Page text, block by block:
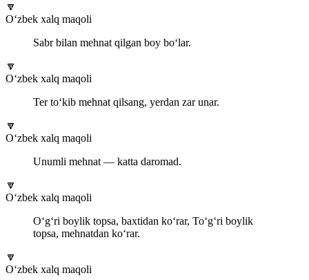
🔽
O‘zbek xalq maqoli
Sabr bilan mehnat qilgan boy bo‘lar.
🔽
O‘zbek xalq maqoli
Ter to‘kib mehnat qilsang, yerdan zar unar.
🔽
O‘zbek xalq maqoli
Unumli mehnat — katta daromad.
🔽
O‘zbek xalq maqoli
O‘g‘ri boylik topsa, baxtidan ko‘rar, To‘g‘ri boylik
topsa, mehnatdan ko‘rar.
🔽
O‘zbek xalq maqoli